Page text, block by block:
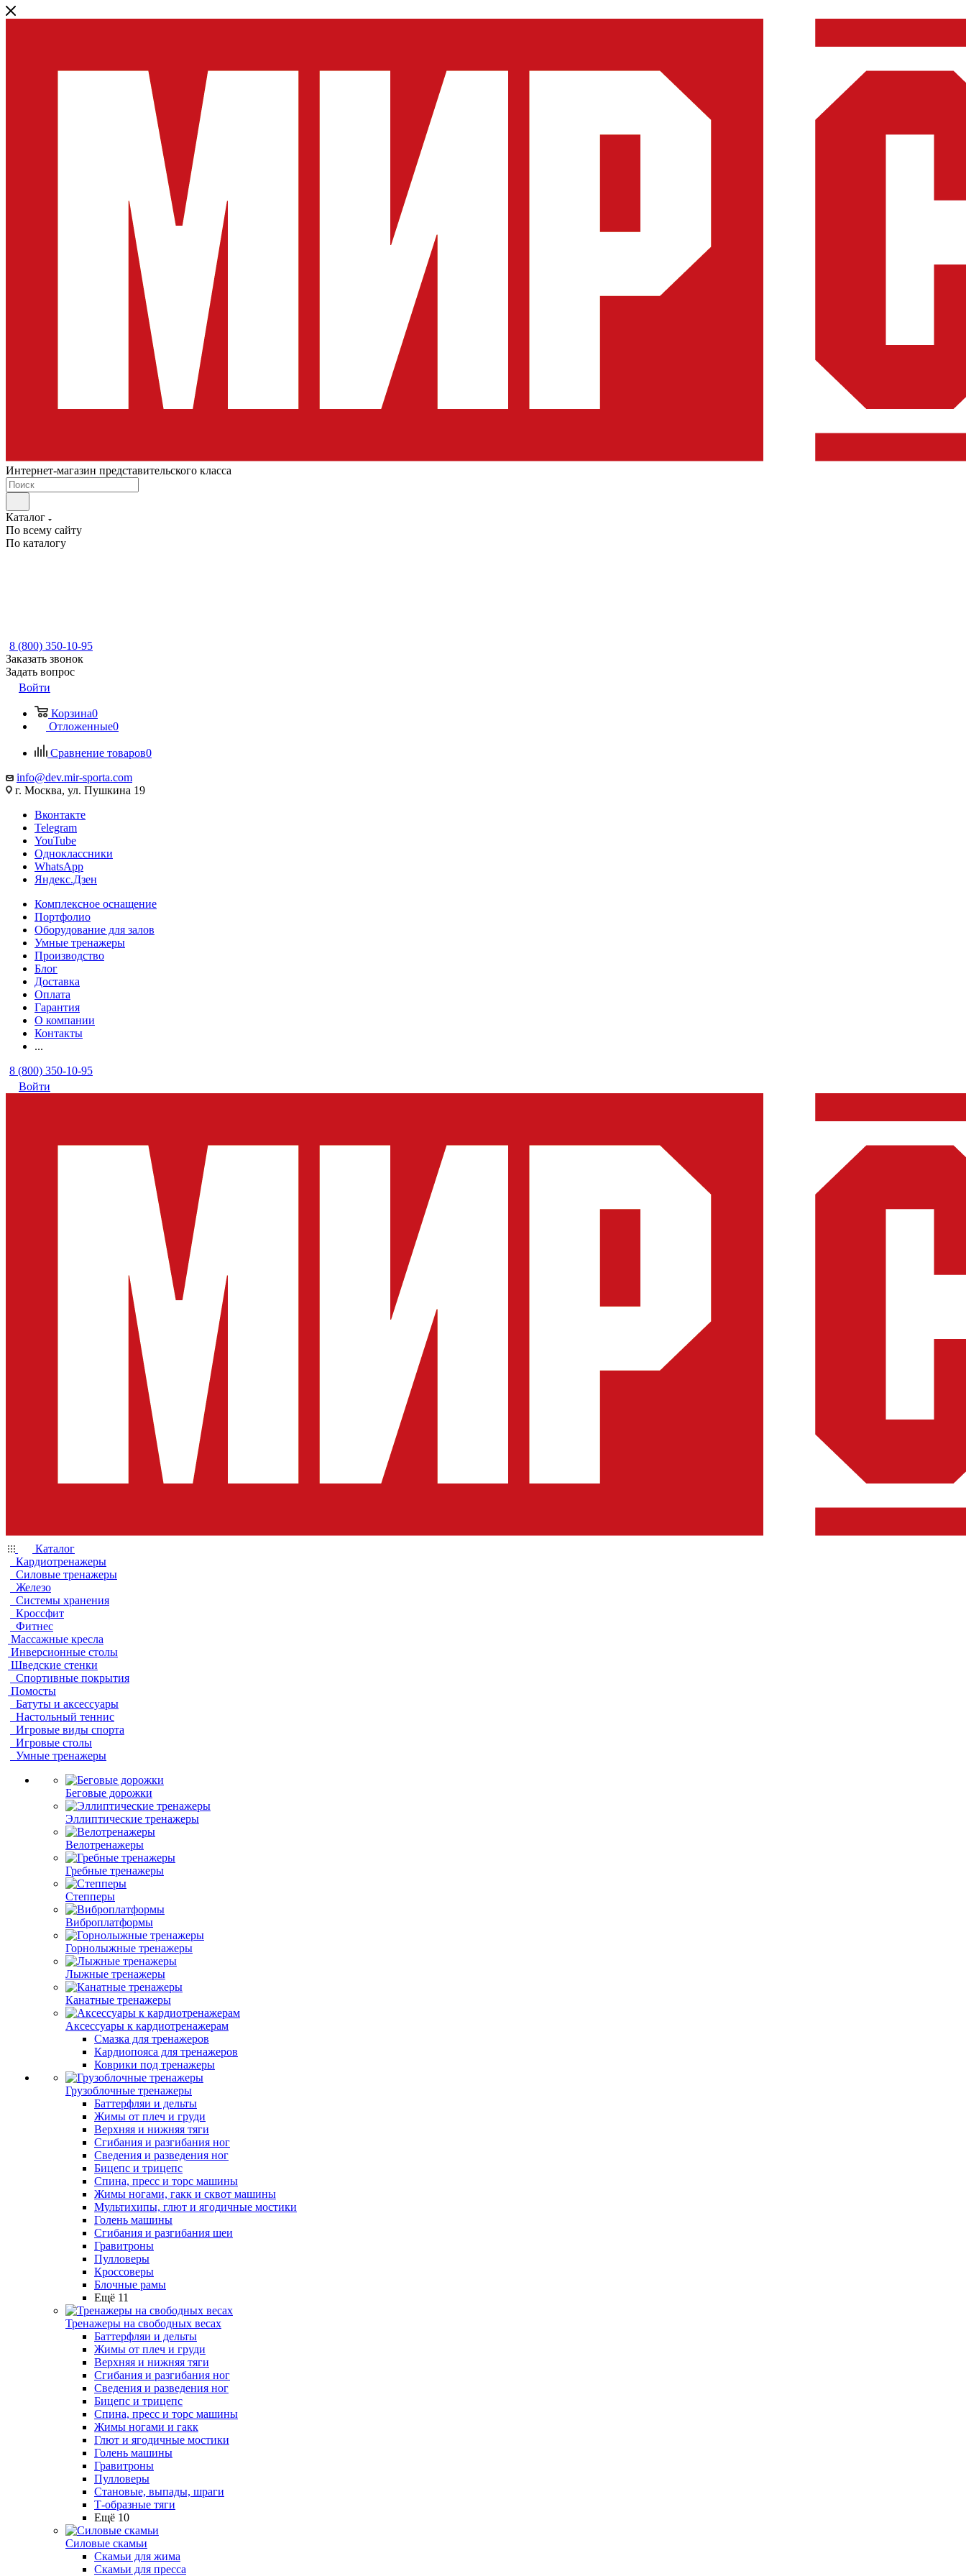
Интернет-магазин представительского класса
Каталог
По всему сайту
По каталогу
8 (800) 350-10-95
Заказать звонок
Задать вопрос
Войти
Корзина0
Отложенные0
Сравнение товаров0
info@dev.mir-sporta.com
г. Москва, ул. Пушкина 19
Вконтакте
Telegram
YouTube
Одноклассники
WhatsApp
Яндекс.Дзен
Комплексное оснащение
Портфолио
Оборудование для залов
Умные тренажеры
Производство
Блог
Доставка
Оплата
Гарантия
О компании
Контакты
...
8 (800) 350-10-95
Войти
Каталог
Кардиотренажеры
Силовые тренажеры
Железо
Системы хранения
Кроссфит
Фитнес
Массажные кресла
Инверсионные столы
Шведские стенки
Спортивные покрытия
Помосты
Батуты и аксессуары
Настольный теннис
Игровые виды спорта
Игровые столы
Умные тренажеры
Беговые дорожки
Эллиптические тренажеры
Велотренажеры
Гребные тренажеры
Степперы
Виброплатформы
Горнолыжные тренажеры
Лыжные тренажеры
Канатные тренажеры
Аксессуары к кардиотренажерам
Смазка для тренажеров
Кардиопояса для тренажеров
Коврики под тренажеры
Грузоблочные тренажеры
Баттерфляи и дельты
Жимы от плеч и груди
Верхняя и нижняя тяги
Сгибания и разгибания ног
Сведения и разведения ног
Бицепс и трицепс
Спина, пресс и торс машины
Жимы ногами, гакк и сквот машины
Мультихипы, глют и ягодичные мостики
Голень машины
Сгибания и разгибания шеи
Гравитроны
Пулловеры
Кроссоверы
Блочные рамы
Ещё 11
Тренажеры на свободных весах
Баттерфляи и дельты
Жимы от плеч и груди
Верхняя и нижняя тяги
Сгибания и разгибания ног
Сведения и разведения ног
Бицепс и трицепс
Спина, пресс и торс машины
Жимы ногами и гакк
Глют и ягодичные мостики
Голень машины
Гравитроны
Пулловеры
Становые, выпады, шраги
Т-образные тяги
Ещё 10
Силовые скамьи
Скамьи для жима
Скамьи для пресса